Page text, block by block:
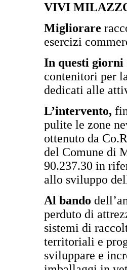
VIVI
Migliorare
esercizi
In questi giorni
contenitori per
dedicati alle
L’intervento,
pulite le zone
ottenuto da
del Comune di
90.237.30 in
allo sviluppo
Al bando
perduto di
sistemi di
territoriali e
sviluppare e